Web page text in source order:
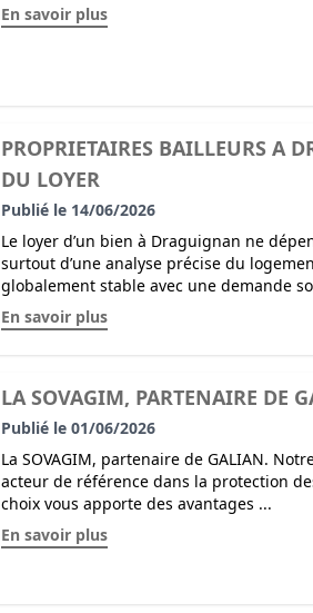
En savoir plus
PROPRIETAIRES BAILLEURS A
DU LOYER
Publié le 14/06/2026
Le loyer d’un bien à Draguignan ne
surtout d’une analyse précise du
globalement stable avec une demande
En savoir plus
LA SOVAGIM, PARTENAIRE DE
Publié le 01/06/2026
La SOVAGIM, partenaire de GALIAN.
acteur de référence dans la protection
choix vous apporte des avantages ...
En savoir plus